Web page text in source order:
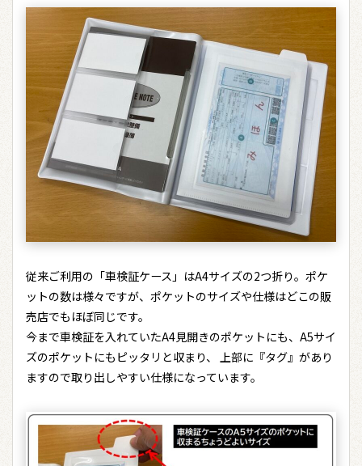
従来ご利用の「車検証ケース」はA4サイズの2つ折り。ポケ
ットの数は様々ですが、ポケットのサイズや仕様はどこの販
売店でもほぼ同じです。
今まで車検証を入れていたA4見開きのポケットにも、A5サイ
ズのポケットにもピッタリと収まり、 上部に『タグ』があり
ますので取り出しやすい仕様になっています。